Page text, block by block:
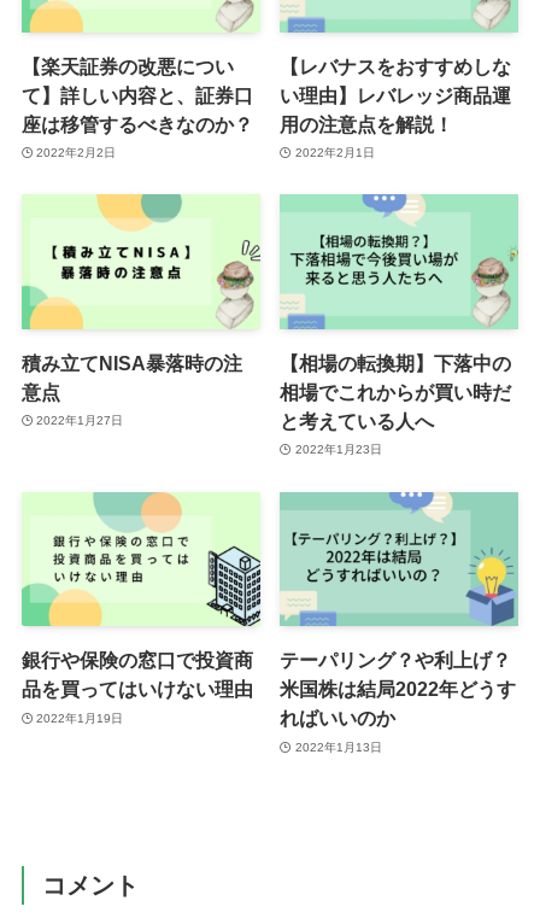
【楽天証券の改悪につい
て】詳しい内容と、証券口
座は移管するべきなのか？
2022年2月2日
【レバナスをおすすめしな
い理由】レバレッジ商品運
用の注意点を解説！
2022年2月1日
積み立てNISA暴落時の注
意点
2022年1月27日
【相場の転換期】下落中の
相場でこれからが買い時だ
と考えている人へ
2022年1月23日
銀行や保険の窓口で投資商
品を買ってはいけない理由
2022年1月19日
テーパリング？や利上げ？
米国株は結局2022年どうす
ればいいのか
2022年1月13日
コメント